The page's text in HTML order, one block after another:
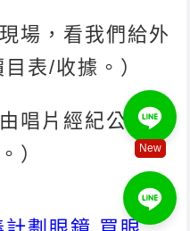
場，看我們給外
表/收據。）
唱片經紀公司安
）
New